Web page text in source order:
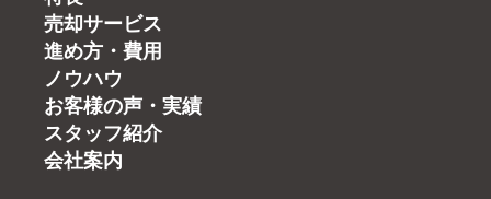
売却サービス
進め方・費用
ノウハウ
お客様の声・実績
スタッフ紹介
会社案内